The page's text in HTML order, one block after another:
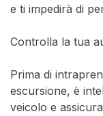
e ti impedirà di
Controlla la tua
Prima di
escursione, è
veicolo e